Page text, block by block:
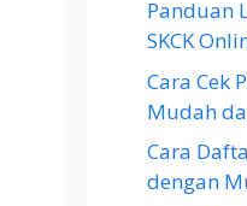
Panduan
SKCK
Cara Cek
Mudah
Cara
dengan